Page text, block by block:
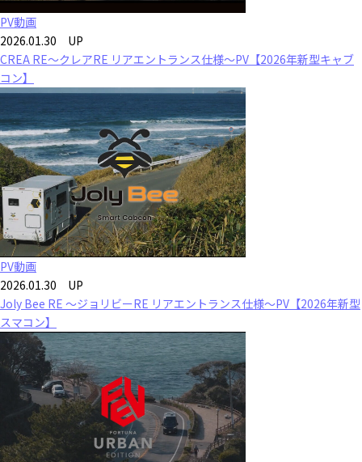
PV動画
2026.01.30 UP
CREA RE～クレアRE リアエントランス仕様～PV【2026年新型キャブ
コン】
PV動画
2026.01.30 UP
Joly Bee RE ～ジョリビーRE リアエントランス仕様～PV【2026年新型
スマコン】